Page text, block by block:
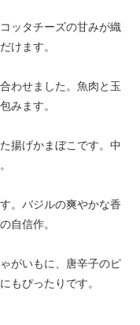
ッタチーズの甘みが織
けます。
わせました。魚肉と玉
みます。
揚げかまぼこです。中
。バジルの爽やかな香
自信作。
がいもに、唐辛子のピ
もぴったりです。